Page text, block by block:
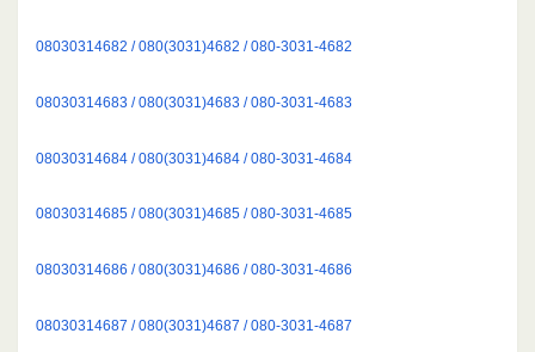
08030314682 / 080(3031)4682 / 080-3031-4682
08030314683 / 080(3031)4683 / 080-3031-4683
08030314684 / 080(3031)4684 / 080-3031-4684
08030314685 / 080(3031)4685 / 080-3031-4685
08030314686 / 080(3031)4686 / 080-3031-4686
08030314687 / 080(3031)4687 / 080-3031-4687